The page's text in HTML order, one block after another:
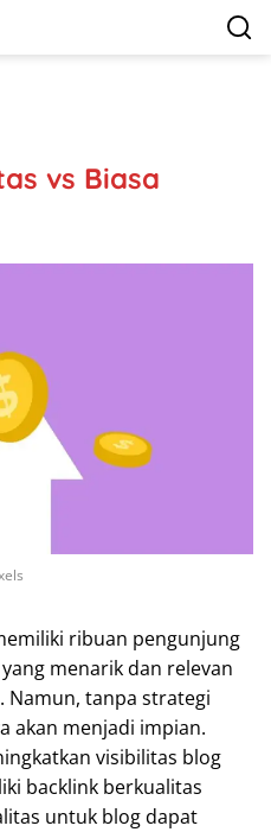
vs Biasa
ribuan pengunjung
menarik dan relevan
Namun, tanpa strategi
akan menjadi impian.
visibilitas blog
backlink berkualitas
untuk blog dapat